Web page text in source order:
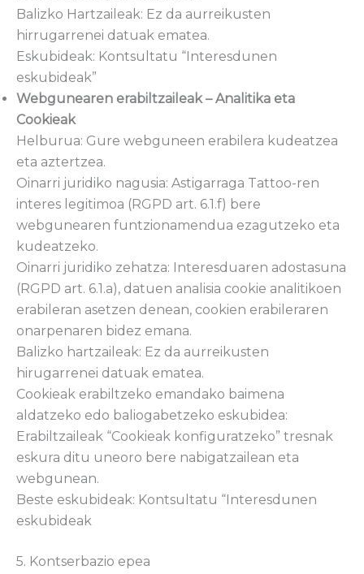
Balizko Hartzaileak: Ez da aurreikusten
hirrugarrenei datuak ematea.
Eskubideak: Kontsultatu “Interesdunen
eskubideak”
Webgunearen erabiltzaileak – Analitika eta
Cookieak
Helburua: Gure webguneen erabilera kudeatzea
eta aztertzea.
Oinarri juridiko nagusia: Astigarraga Tattoo-ren
interes legitimoa (RGPD art. 6.1.f) bere
webgunearen funtzionamendua ezagutzeko eta
kudeatzeko.
Oinarri juridiko zehatza: Interesduaren adostasuna
(RGPD art. 6.1.a), datuen analisia cookie analitikoen
erabileran asetzen denean, cookien erabileraren
onarpenaren bidez emana.
Balizko hartzaileak: Ez da aurreikusten
hirugarrenei datuak ematea.
Cookieak erabiltzeko emandako baimena
aldatzeko edo baliogabetzeko eskubidea:
Erabiltzaileak “Cookieak konfiguratzeko” tresnak
eskura ditu uneoro bere nabigatzailean eta
webgunean.
Beste eskubideak: Kontsultatu “Interesdunen
eskubideak
5. Kontserbazio epea